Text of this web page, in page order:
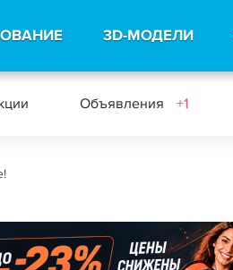
3D-МОДЕЛИ
Объявления +1